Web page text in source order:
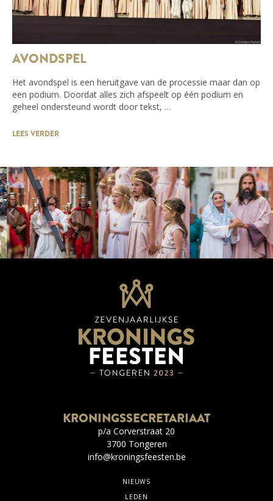
AVONDSPEL
Het avondspel is een heruitgave van de processie maar dan op
een podium. Doordat alles zich afspeelt op één podium en
geheel ondersteund wordt door tekst, …
LEES VERDER
KRONINGSSECRETARIAAT
p/a Corverstraat 20
3700 Tongeren
info@kroningsfeesten.be
NIEUWS
LEDEN